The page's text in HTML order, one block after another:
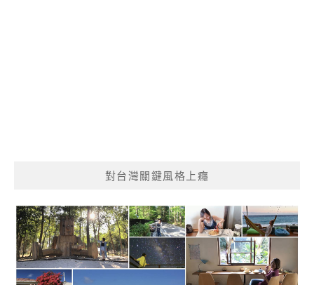
對台灣關鍵風格上癮